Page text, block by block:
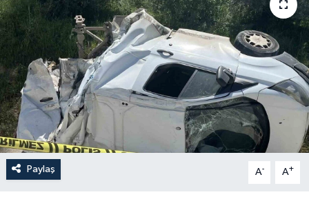
Paylaş A- A+
MEDYA
ÖZEL HABER
RÖPORTAJLAR
SAĞLIK
SİYASET
GÜNCEL
Haber Arşivi